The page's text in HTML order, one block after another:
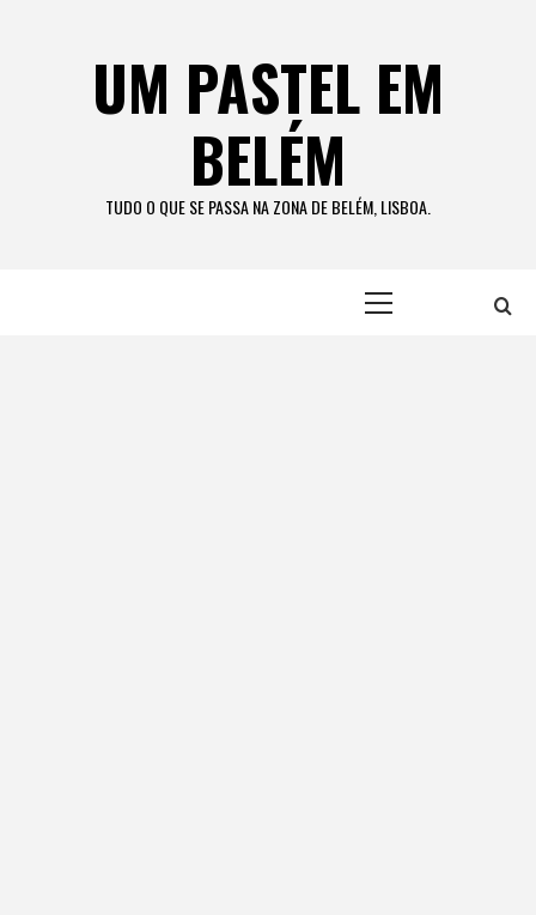
UM PASTEL EM
BELÉM
TUDO O QUE SE PASSA NA ZONA DE BELÉM, LISBOA.